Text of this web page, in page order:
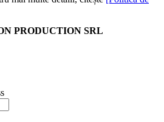
PRODUCTION SRL